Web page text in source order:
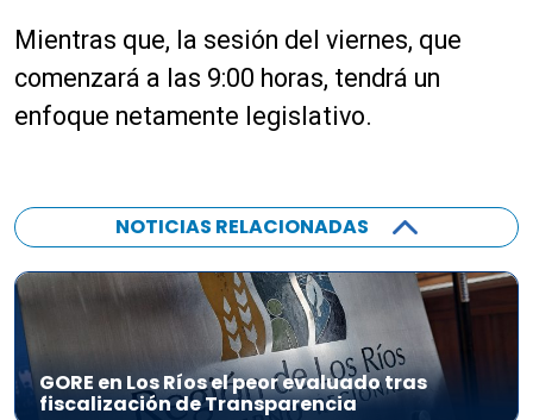
Mientras que, la sesión del viernes, que
comenzará a las 9:00 horas, tendrá un
enfoque netamente legislativo.
NOTICIAS RELACIONADAS
GORE en Los Ríos el peor evaluado tras
fiscalización de Transparencia